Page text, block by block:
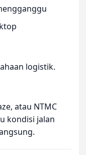
logistik.
atau NTMC
kondisi jalan